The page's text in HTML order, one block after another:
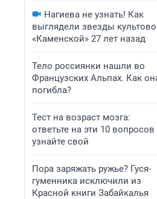
Нагиева не узнать! Как
выглядели звезды
«Каменской» 27 лет назад
Тело россиянки нашли во
Французских Альпах. Как
погибла?
Тест на возраст мозга:
ответьте на эти 10 вопросов
узнайте свой
Пора заряжать ружье? Гуся-
гуменника исключили из
Красной книги Забайкалья